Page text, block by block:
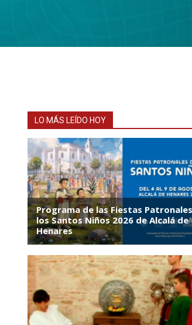
LO MÁS LEÍDO HOY